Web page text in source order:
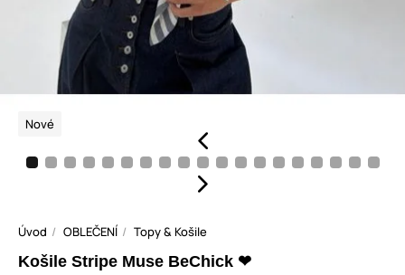
Nové
Úvod OBLEČENÍ Topy & Košile
Košile Stripe Muse BeChick ❤